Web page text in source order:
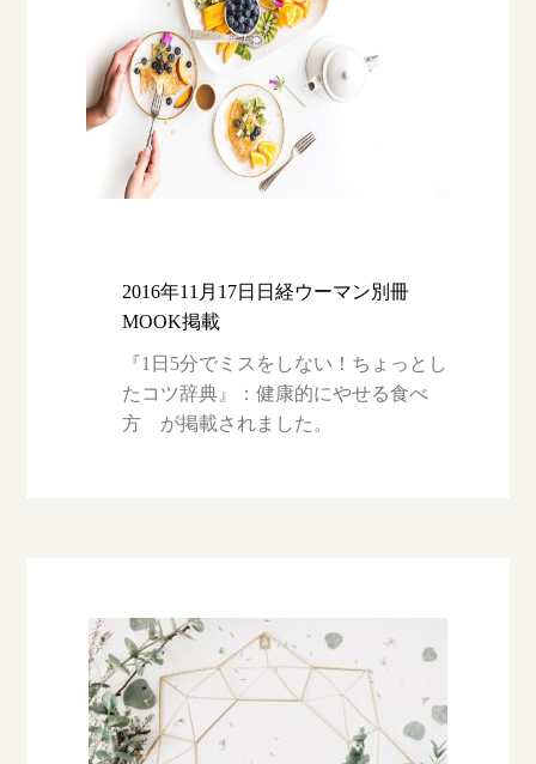
2016年11月17日日経ウーマン別冊
MOOK掲載
『1日5分でミスをしない！ちょっとし
たコツ辞典』：健康的にやせる食べ
方 が掲載されました。